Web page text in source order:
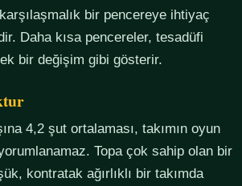
bir pencereye ihtiyaç
Daha kısa pencereler, tesadüfi
bir değişim gibi gösterir.
4,2 şut ortalaması, takımın oyun
Topa çok sahip olan bir
kontratak ağırlıklı bir takımda